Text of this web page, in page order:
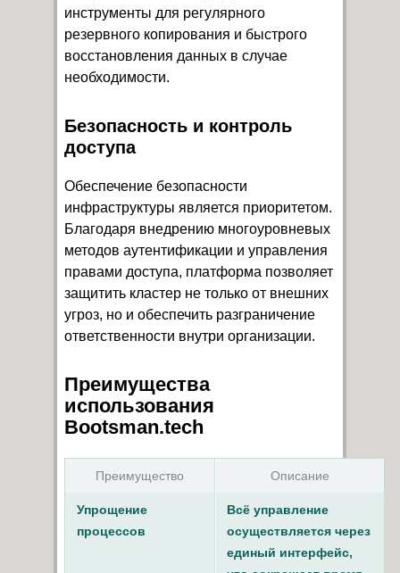
инструменты для регулярного
резервного копирования и быстрого
восстановления данных в случае
необходимости.
Безопасность и контроль
доступа
Обеспечение безопасности
инфраструктуры является приоритетом.
Благодаря внедрению многоуровневых
методов аутентификации и управления
правами доступа, платформа позволяет
защитить кластер не только от внешних
угроз, но и обеспечить разграничение
ответственности внутри организации.
Преимущества
использования
Bootsman.tech
Преимущество Описание
Упрощение
процессов
Всё управление
осуществляется через
единый интерфейс,